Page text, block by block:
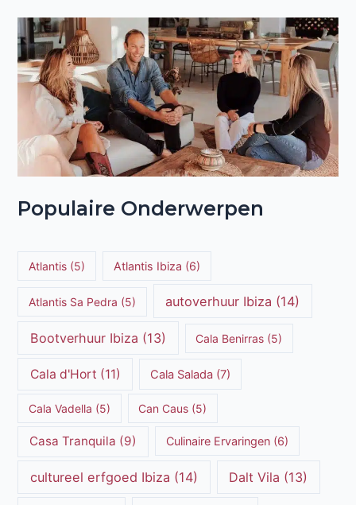
Populaire Onderwerpen
Atlantis (5) Atlantis Ibiza (6)
Atlantis Sa Pedra (5) autoverhuur Ibiza (14)
Bootverhuur Ibiza (13) Cala Benirras (5)
Cala d'Hort (11) Cala Salada(7)
Cala Vadella (5) Can Caus (5)
Casa Tranquila (9) Culinaire Ervaringen(6)
cultureel erfgoed Ibiza (14) Dalt Vila (13)